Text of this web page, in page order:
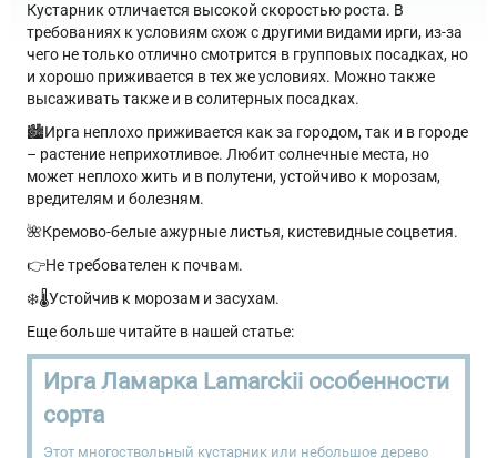
Кустарник отличается высокой скоростью роста. В
требованиях к условиям схож с другими видами ирги, из-за
чего не только отлично смотрится в групповых посадках, но
и хорошо приживается в тех же условиях. Можно также
высаживать также и в солитерных посадках.
🏙Ирга неплохо приживается как за городом, так и в городе
– растение неприхотливое. Любит солнечные места, но
может неплохо жить и в полутени, устойчиво к морозам,
вредителям и болезням.
🌺Кремово-белые ажурные листья, кистевидные соцветия.
👉Не требователен к почвам.
❄️🌡Устойчив к морозам и засухам.
Еще больше читайте в нашей статье:
Ирга Ламарка Lamarckii особенности
сорта
Этот многоствольный кустарник или небольшое дерево